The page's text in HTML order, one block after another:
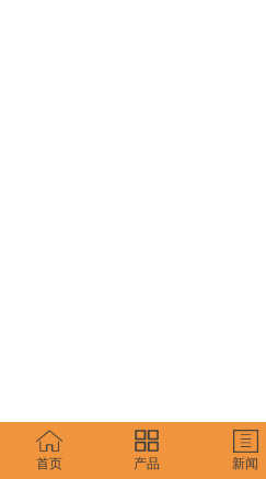
首页 产品 新闻